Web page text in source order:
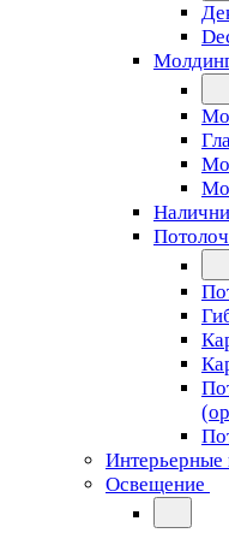
Интерьерные
Освещение